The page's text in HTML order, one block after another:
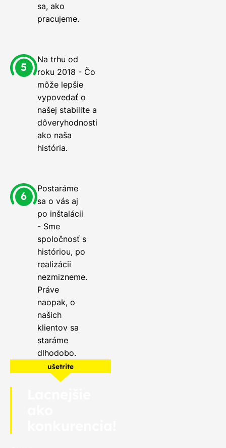
sa, ako
pracujeme.
Na trhu od
roku 2018 - Čo
môže lepšie
vypovedať o
našej stabilite a
dôveryhodnosti
ako naša
história.
Postaráme
sa o vás aj
po inštalácii
- Sme
spoločnosť s
históriou, po
realizácii
nezmizneme.
Práve
naopak, o
našich
klientov sa
staráme
dlhodobo.
ušetrite